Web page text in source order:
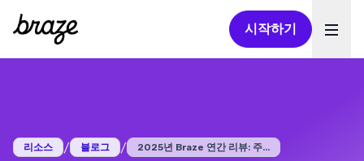
시작하기
리소스 / 블로그 / 2025년 Braze 연간 리뷰: 주...